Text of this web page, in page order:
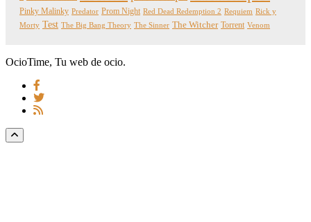
Pinky Malinky Predator Prom Night Red Dead Redemption 2 Requiem Rick y
Morty Test The Big Bang Theory The Sinner The Witcher Torrent Venom
OcioTime, Tu web de ocio.